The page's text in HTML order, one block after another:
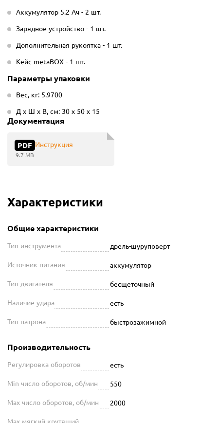
Аккумулятор 5.2 Ач - 2 шт.
Зарядное устройство - 1 шт.
Дополнительная рукоятка - 1 шт.
Кейс metaBOX - 1 шт.
Параметры упаковки
Вес, кг: 5.9700
Д х Ш х В, см: 30 х 50 х 15
Документация
PDF
9.7 MB
Инструкция
Характеристики
Общие характеристики
Тип инструмента дрель-шуруповерт
Источник питания аккумулятор
Тип двигателя бесщеточный
Наличие удара есть
Тип патрона быстрозажимной
Производительность
Регулировка оборотов есть
Min число оборотов, об/мин 550
Max число оборотов, об/мин 2000
Max мягкий крутящий